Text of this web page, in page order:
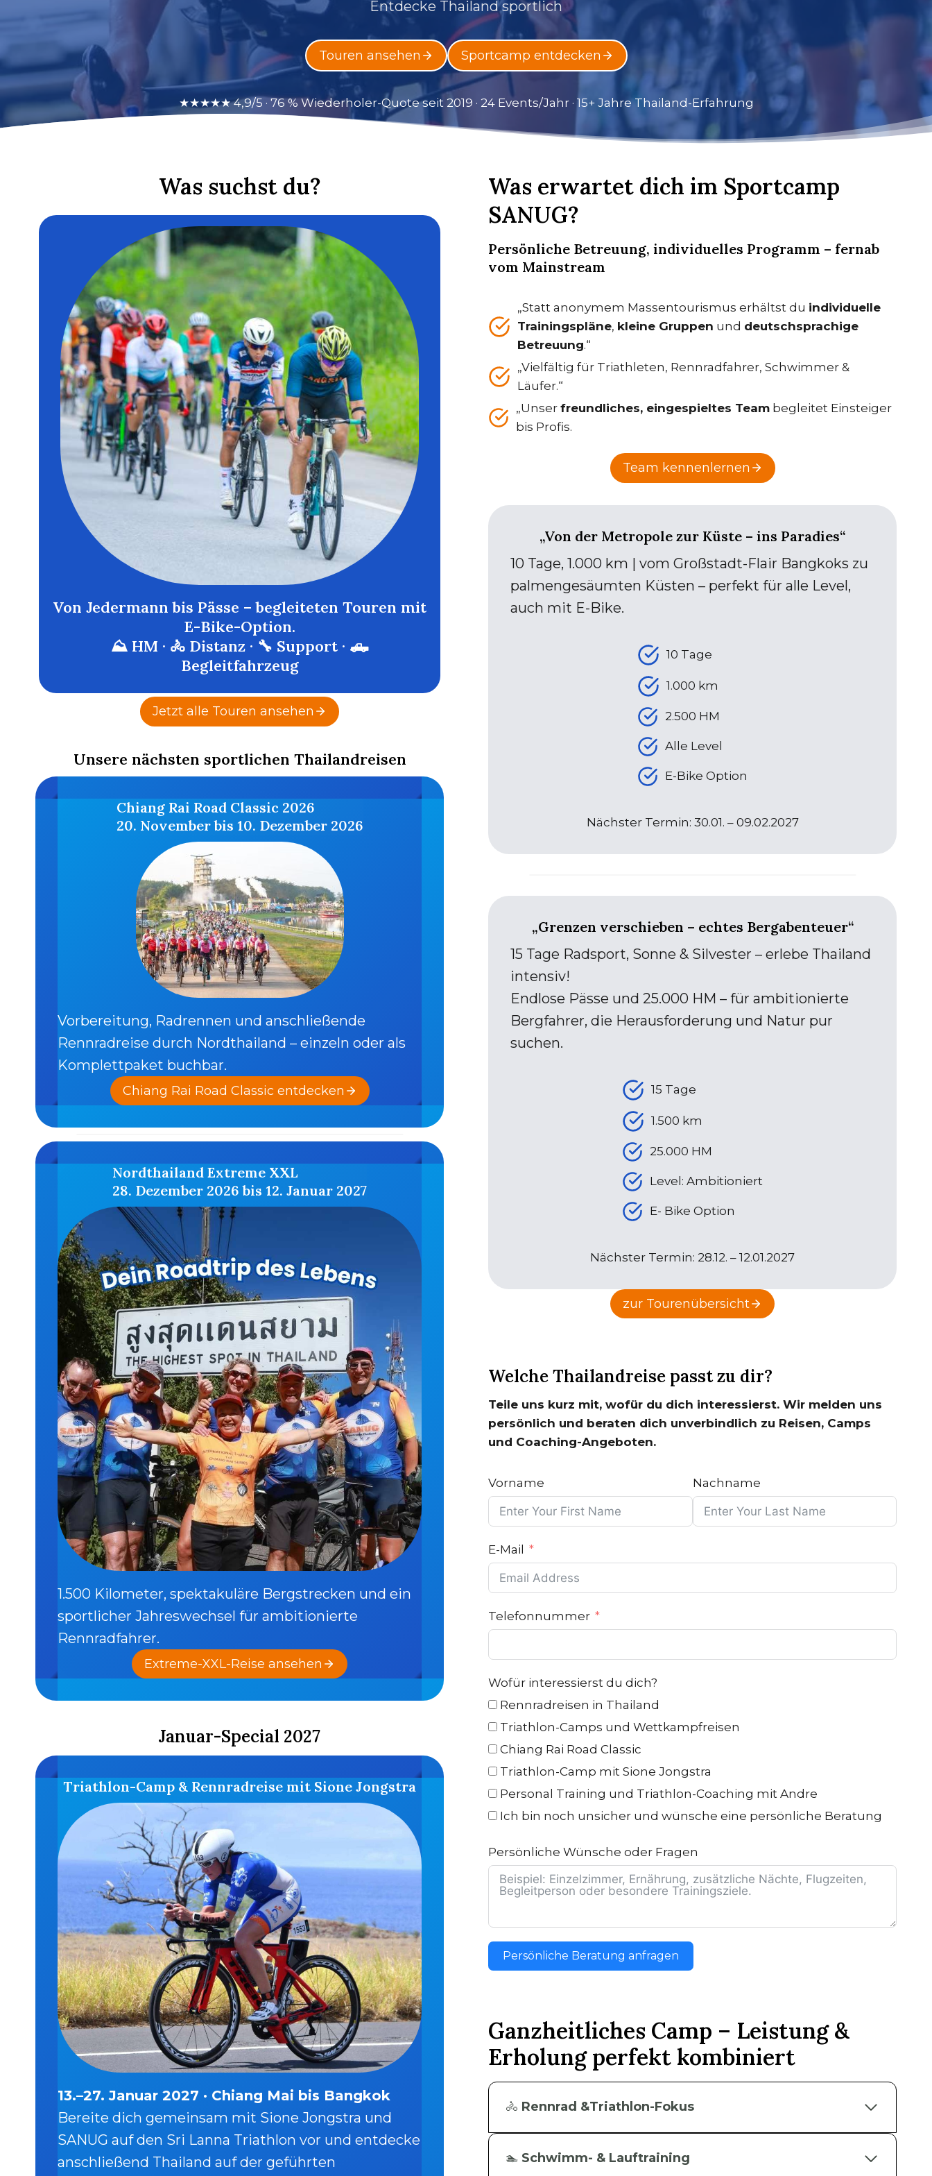
Entdecke Thailand sportlich
Touren ansehen Sportcamp entdecken
★★★★★ 4,9/5 · 76 % Wiederholer-Quote seit 2019 · 24 Events/Jahr · 15+ Jahre Thailand-Erfahrung
Was suchst du?
Von Jedermann bis Pässe – begleiteten Touren mit
E-Bike-Option.
⛰️ HM · 🚴 Distanz · 🔧 Support · 🛻
Begleitfahrzeug
Jetzt alle Touren ansehen
Unsere nächsten sportlichen Thailandreisen
Chiang Rai Road Classic 2026
20. November bis 10. Dezember 2026
Vorbereitung, Radrennen und anschließende
Rennradreise durch Nordthailand – einzeln oder als
Komplettpaket buchbar.
Chiang Rai Road Classic entdecken
Nordthailand Extreme XXL
28. Dezember 2026 bis 12. Januar 2027
1.500 Kilometer, spektakuläre Bergstrecken und ein
sportlicher Jahreswechsel für ambitionierte
Rennradfahrer.
Extreme-XXL-Reise ansehen
Januar-Special 2027
Triathlon-Camp & Rennradreise mit Sione Jongstra
13.–27. Januar 2027 · Chiang Mai bis Bangkok
Bereite dich gemeinsam mit Sione Jongstra und
SANUG auf den Sri Lanna Triathlon vor und entdecke
anschließend Thailand auf der geführten
Was erwartet dich im Sportcamp
SANUG?
Persönliche Betreuung, individuelles Programm – fernab
vom Mainstream
„Statt anonymem Massentourismus erhältst du individuelle
Trainingspläne, kleine Gruppen und deutschsprachige
Betreuung.“
„Vielfältig für Triathleten, Rennradfahrer, Schwimmer &
Läufer.“
„Unser freundliches, eingespieltes Team begleitet Einsteiger
bis Profis.
Team kennenlernen
„Von der Metropole zur Küste – ins Paradies“
10 Tage, 1.000 km | vom Großstadt-Flair Bangkoks zu
palmengesäumten Küsten – perfekt für alle Level,
auch mit E-Bike.
10 Tage
1.000 km
2.500 HM
Alle Level
E-Bike Option
Nächster Termin: 30.01. – 09.02.2027
„Grenzen verschieben – echtes Bergabenteuer“
15 Tage Radsport, Sonne & Silvester – erlebe Thailand
intensiv!
Endlose Pässe und 25.000 HM – für ambitionierte
Bergfahrer, die Herausforderung und Natur pur
suchen.
15 Tage
1.500 km
25.000 HM
Level: Ambitioniert
E- Bike Option
Nächster Termin: 28.12. – 12.01.2027
zur Tourenübersicht
Welche Thailandreise passt zu dir?
Teile uns kurz mit, wofür du dich interessierst. Wir melden uns
persönlich und beraten dich unverbindlich zu Reisen, Camps
und Coaching-Angeboten.
Vorname Nachname
E-Mail
Telefonnummer
Wofür interessierst du dich?
Rennradreisen in Thailand
Triathlon-Camps und Wettkampfreisen
Chiang Rai Road Classic
Triathlon-Camp mit Sione Jongstra
Personal Training und Triathlon-Coaching mit Andre
Ich bin noch unsicher und wünsche eine persönliche Beratung
Persönliche Wünsche oder Fragen
Persönliche Beratung anfragen
Ganzheitliches Camp – Leistung &
Erholung perfekt kombiniert
🚴 Rennrad &Triathlon-Fokus
🏊 Schwimm- & Lauftraining